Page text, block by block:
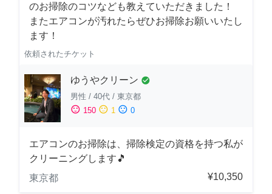
のお掃除のコツなども教えていただきました！
またエアコンが汚れたらぜひお掃除お願いいたし
ます！
依頼されたチケット
ゆうやクリーン check_circle
男性 / 40代 / 東京都
sentiment_satisfied 150 sentiment_neutral 1 sentiment_dissatisfied 0
エアコンのお掃除は、掃除検定の資格を持つ私が
クリーニングします🎵
東京都
¥10,350